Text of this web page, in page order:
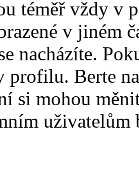
téměř vždy v
v jiném
nacházíte.
profilu. Berte
si mohou
uživatelům